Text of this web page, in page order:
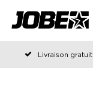
Livraison
Commandé avant